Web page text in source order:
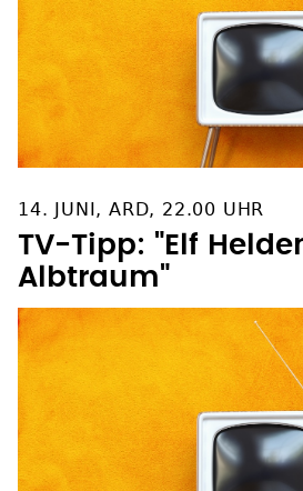
14. JUNI, ARD, 22.00 UHR
TV-Tipp: "Elf
Albtraum"